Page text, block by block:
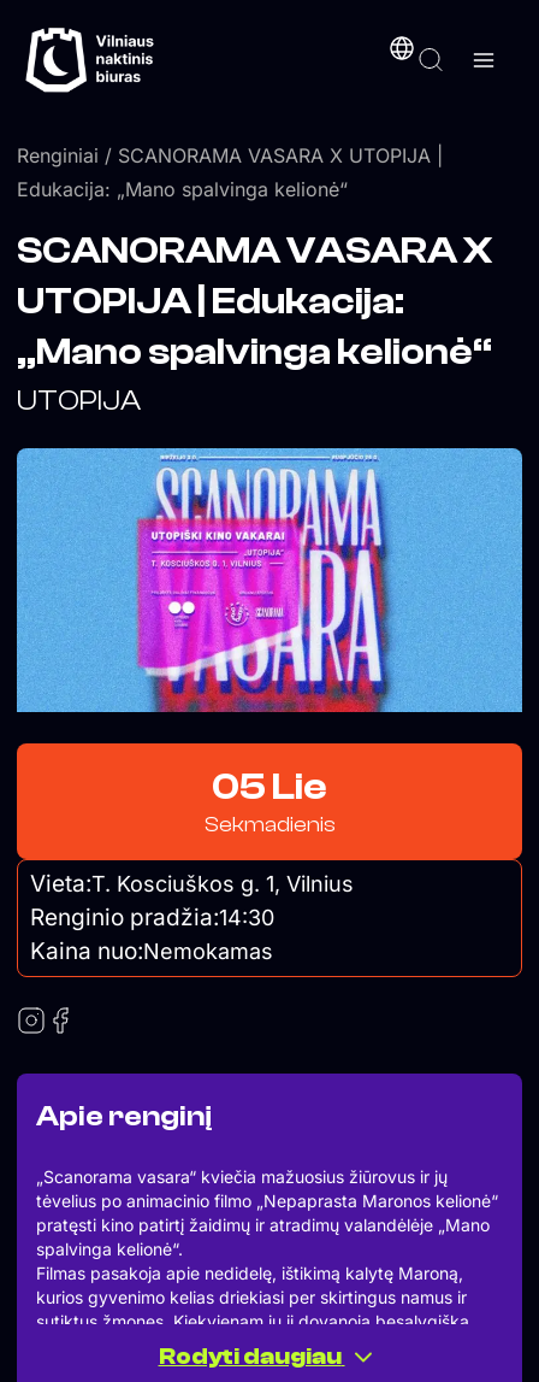
prie
turinio
Renginiai / SCANORAMA VASARA X UTOPIJA |
Edukacija: „Mano spalvinga kelionė“
Apie renginį
„Scanorama vasara“ kviečia mažuosius žiūrovus ir jų
tėvelius po animacinio filmo „Nepaprasta Maronos kelionė“
pratęsti kino patirtį žaidimų ir atradimų valandėlėje „Mano
spalvinga kelionė“.
Filmas pasakoja apie nedidelę, ištikimą kalytę Maroną,
kurios gyvenimo kelias driekiasi per skirtingus namus ir
sutiktus žmones. Kiekvienam jų ji dovanoja besąlygišką
meilę, o savo kelionės pabaigoje primena, kad laimė dažnai
slypi paprastuose dalykuose – artume, saugume ir
Rodyti daugiau
SCANORAMA VASARA X
UTOPIJA | Edukacija:
„Mano spalvinga kelionė“
UTOPIJA
05 Lie
Sekmadienis
Vieta:T. Kosciuškos g. 1, Vilnius
Renginio pradžia:14:30
Kaina nuo:Nemokamas